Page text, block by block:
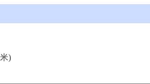
)